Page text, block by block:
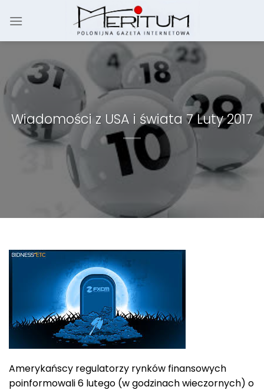
Wiadomości z USA i świata 7 Luty 2017
Amerykańscy regulatorzy rynków finansowych
poinformowali 6 lutego (w godzinach wieczornych) o